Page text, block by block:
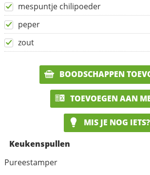
mespuntje chilipoeder
peper
zout
BOODSCHAPPEN
TOEVOEGEN AAN
MIS JE NOG IETS?
Keukenspullen
Pureestamper